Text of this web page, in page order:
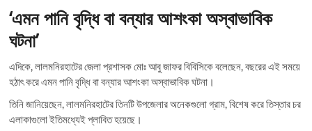
‘এমন পানি বৃদ্ধি বা বন্যার আশংকা অস্বাভাবিক
ঘটনা’
এদিকে, লালমনিরহাটের জেলা প্রশাসক মোঃ আবু জাফর বিবিসিকে বলেছেন, বছরের এই সময়ে
হঠাৎ করে এমন পানি বৃদ্ধি বা বন্যার আশংকা অস্বাভাবিক ঘটনা।
তিনি জানিয়েছেন, লালমনিরহাটের তিনটি উপজেলার অনেকগুলো গ্রাম, বিশেষ করে তিস্তার চর
এলাকাগুলো ইতিমধ্যেই প্লাবিত হয়েছে।